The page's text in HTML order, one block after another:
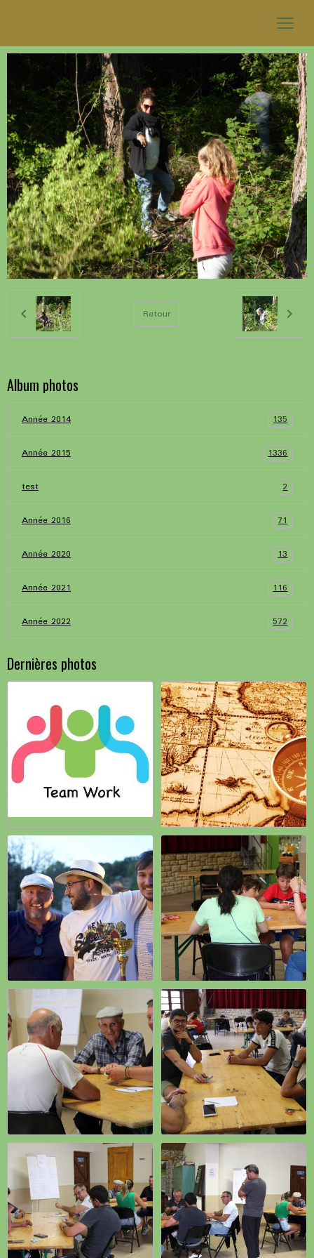
Retour
Album photos
Année 2014 135
Année 2015 1336
test 2
Année 2016 71
Année 2020 13
Année 2021 116
Année 2022 572
Dernières photos